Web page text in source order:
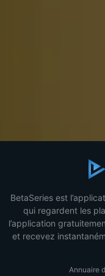
BetaSeries est
qui regardent les
l’application
et recevez
Annuaire